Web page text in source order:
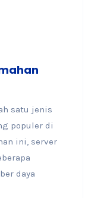
satu jenis
populer di
ini, server
daya